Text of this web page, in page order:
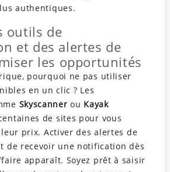
authentiques.
outils de
et des alertes de
les opportunités
pourquoi ne pas utiliser
en un clic ? Les
Skyscanner ou Kayak
de sites pour vous
prix. Activer des alertes de
de recevoir une notification dès
apparaît. Soyez prêt à saisir